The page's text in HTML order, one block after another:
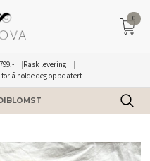
Rask levering
å holde deg oppdatert
0